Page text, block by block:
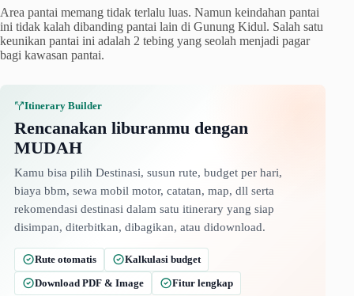
Area pantai memang tidak terlalu luas. Namun keindahan pantai
ini tidak kalah dibanding pantai lain di Gunung Kidul. Salah satu
keunikan pantai ini adalah 2 tebing yang seolah menjadi pagar
bagi kawasan pantai.
Itinerary Builder
Rencanakan liburanmu dengan
MUDAH
Kamu bisa pilih Destinasi, susun rute, budget per hari,
biaya bbm, sewa mobil motor, catatan, map, dll serta
rekomendasi destinasi dalam satu itinerary yang siap
disimpan, diterbitkan, dibagikan, atau didownload.
Rute otomatis
Kalkulasi budget
Download PDF & Image
Fitur lengkap